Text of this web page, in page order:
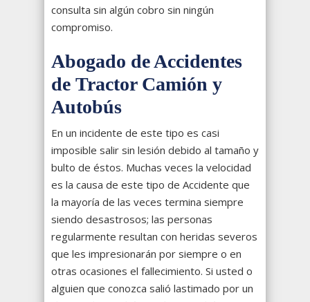
consulta sin algún cobro sin ningún
compromiso.
Abogado de Accidentes
de Tractor Camión y
Autobús
En un incidente de este tipo es casi
imposible salir sin lesión debido al tamaño y
bulto de éstos. Muchas veces la velocidad
es la causa de este tipo de Accidente que
la mayoría de las veces termina siempre
siendo desastrosos; las personas
regularmente resultan con heridas severos
que les impresionarán por siempre o en
otras ocasiones el fallecimiento. Si usted o
alguien que conozca salió lastimado por un